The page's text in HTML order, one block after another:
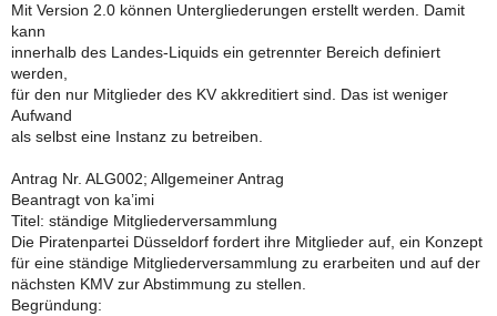
Mit Version 2.0 können Untergliederungen erstellt werden. Damit
kann
innerhalb des Landes-Liquids ein getrennter Bereich definiert
werden,
für den nur Mitglieder des KV akkreditiert sind. Das ist weniger
Aufwand
als selbst eine Instanz zu betreiben.
Antrag Nr. ALG002; Allgemeiner Antrag
Beantragt von ka’imi
Titel: ständige Mitgliederversammlung
Die Piratenpartei Düsseldorf fordert ihre Mitglieder auf, ein Konzept
für eine ständige Mitgliederversammlung zu erarbeiten und auf der
nächsten KMV zur Abstimmung zu stellen.
Begründung: